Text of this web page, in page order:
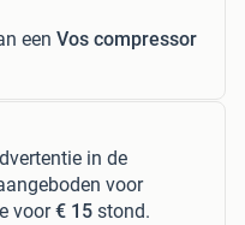
een Vos compressor
in de
voor
voor€ 15 stond.